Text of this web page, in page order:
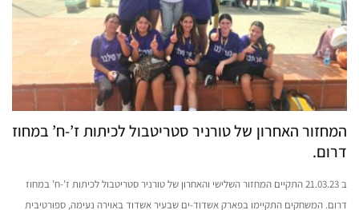
המחזור האחרון של טורניר סטריטבול לכיתות ז’-ח’ במחוז
דרום.
ב 21.03.23 התקיים המחזור השלישי והאחרון של טורניר סטריטבול לכיתות ז’-ח’ במחוז
דרום. המשחקים התקיימו בפארק אשדוד-ים שבעיר אשדוד באוירה נעימה, ספורטיבית